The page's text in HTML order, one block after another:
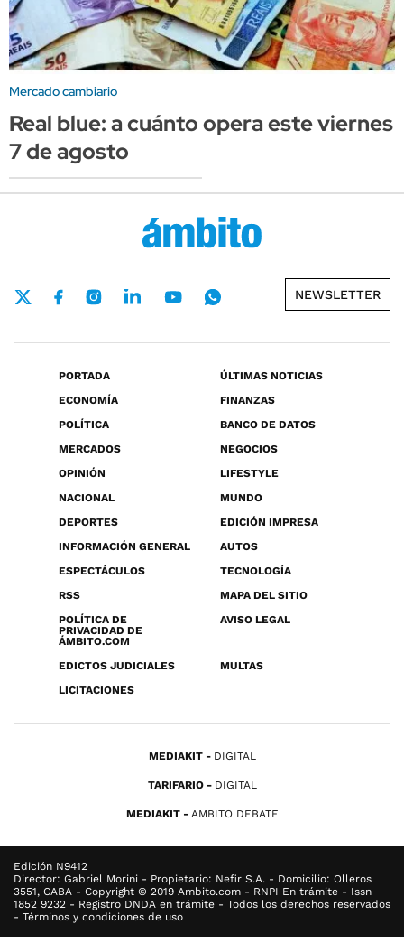
Mercado cambiario
Real blue: a cuánto opera este viernes
7 de agosto
NEWSLETTER
PORTADA
ÚLTIMAS NOTICIAS
ECONOMÍA
FINANZAS
POLÍTICA
BANCO DE DATOS
MERCADOS
NEGOCIOS
OPINIÓN
LIFESTYLE
NACIONAL
MUNDO
DEPORTES
EDICIÓN IMPRESA
INFORMACIÓN GENERAL
AUTOS
ESPECTÁCULOS
TECNOLOGÍA
RSS
MAPA DEL SITIO
POLÍTICA DE
PRIVACIDAD DE
ÁMBITO.COM
AVISO LEGAL
EDICTOS JUDICIALES
MULTAS
LICITACIONES
MEDIAKIT DIGITAL
TARIFARIO DIGITAL
MEDIAKIT AMBITO DEBATE
Edición N9412
Director: Gabriel Morini - Propietario: Nefir S.A. - Domicilio: Olleros
3551, CABA - Copyright © 2019 Ambito.com - RNPI En trámite - Issn
1852 9232 - Registro DNDA en trámite - Todos los derechos reservados
- Términos y condiciones de uso